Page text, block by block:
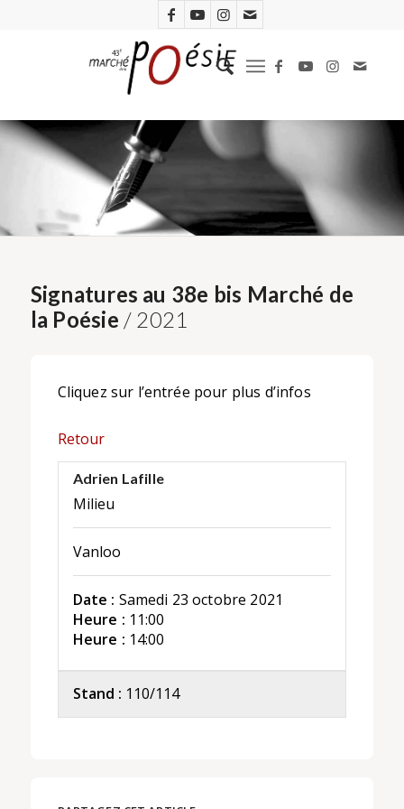
Signatures au 38e bis Marché de
la Poésie / 2021
Cliquez sur l’entrée pour plus d’infos
Retour
Adrien Lafille
Milieu
Vanloo
Date : Samedi 23 octobre 2021
Heure : 11:00
Heure : 14:00
Stand : 110/114